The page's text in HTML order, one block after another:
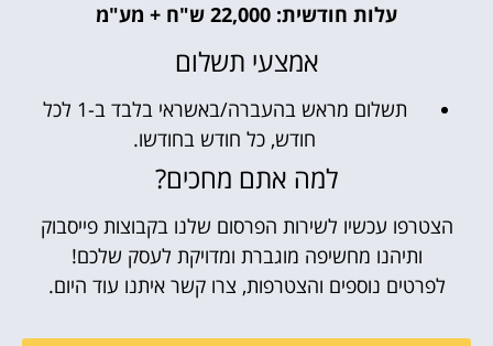
עלות חודשית: 22,000 ש"ח + מע"מ
אמצעי תשלום
תשלום מראש בהעברה/באשראי בלבד ב-1 לכל
חודש, כל חודש בחודשו.
למה אתם מחכים?
הצטרפו עכשיו לשירות הפרסום שלנו בקבוצות פייסבוק
ותיהנו מחשיפה מוגברת ומדויקת לעסק שלכם!
לפרטים נוספים והצטרפות, צרו קשר איתנו עוד היום.